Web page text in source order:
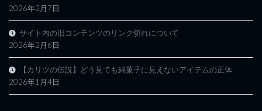
2026年2月7日
サイト内の旧コンテンツのリンク切れについて
2026年2月6日
【カリツの伝説】どう見ても綿菓子に見えないアイテムの正体
2026年1月4日